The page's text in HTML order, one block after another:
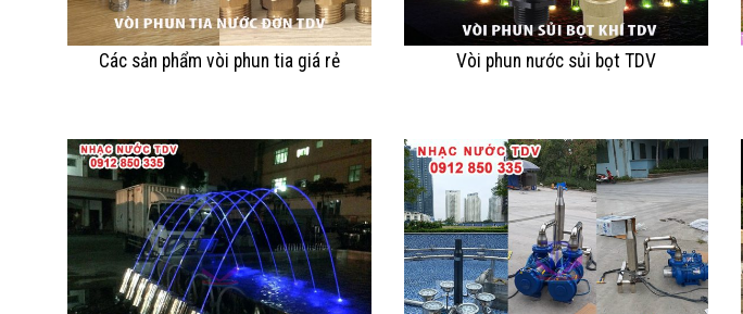
Các sản phẩm vòi phun tia giá rẻ Vòi phun nước sủi bọt TDV